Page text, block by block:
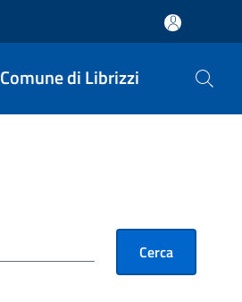
Comune di Librizzi
Cerca